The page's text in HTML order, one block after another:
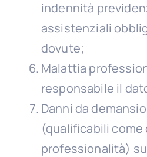
indennità
assistenziali
dovute;
Malattia
responsabile il
Danni da
(qualificabili come
professionalità)